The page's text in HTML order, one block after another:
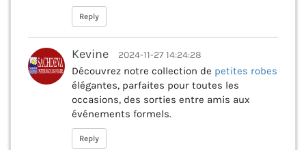
Reply
Kevine 2024-11-27 14:24:28
Découvrez notre collection de petites robes
élégantes, parfaites pour toutes les
occasions, des sorties entre amis aux
événements formels.
Reply